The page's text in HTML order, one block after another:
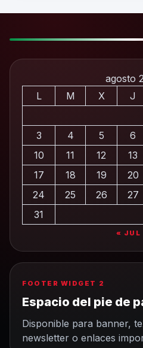
agosto
L
M X J
3
4 5 6
10
11 12 13
17
18 19 20
24
25 26 27
31
« JUL
FOOTER WIDGET 2
Espacio del pie de
Disponible para banner,
newsletter o enlaces